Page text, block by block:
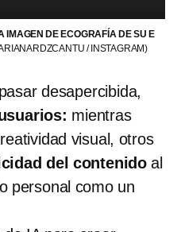
IMAGEN DE ECOGRAFÍA DE SU E
/ INSTAGRAM)
desapercibida,
mientras
visual, otros
del contenidoal
personal como un